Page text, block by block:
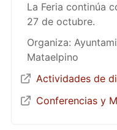
La Feria continúa
27 de octubre.
Organiza:
Mataelpino
Actividades de
Conferencias y